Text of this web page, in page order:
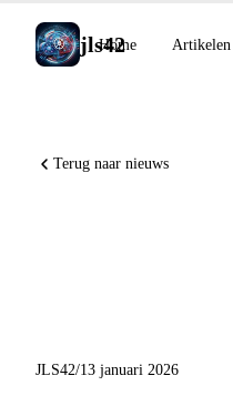
jls42
Home Artikelen
Terug naar nieuws
JLS42/13 januari 2026